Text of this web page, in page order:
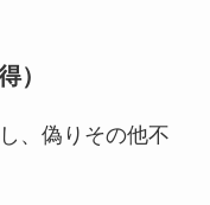
）
、偽りその他不